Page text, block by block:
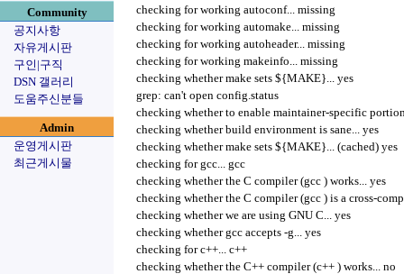
Community
공지사항
자유게시판
구인|구직
DSN 갤러리
도움주신분들
Admin
운영게시판
최근게시물
checking for working autoconf... missing
checking for working automake... missing
checking for working autoheader... missing
checking for working makeinfo... missing
checking whether make sets ${MAKE}... yes
grep: can't open config.status
checking whether to enable maintainer-specific
checking whether build environment is sane... yes
checking whether make sets ${MAKE}... (cached) yes
checking for gcc... gcc
checking whether the C compiler (gcc ) works... yes
checking whether the C compiler (gcc ) is a cross-
checking whether we are using GNU C... yes
checking whether gcc accepts -g... yes
checking for c++... c++
checking whether the C++ compiler (c++ ) works... no